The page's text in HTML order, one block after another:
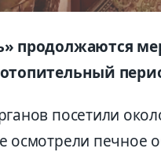
продолжаются
посетили
осмотрели печное